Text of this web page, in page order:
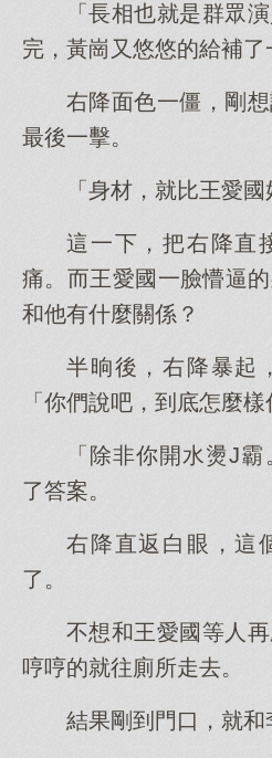
「長相也就是群眾
完，黃崗又悠悠的給補了
右降面色一僵，剛
最後一擊。
「身材，就比王愛國
這一下，把右降直
痛。而王愛國一臉懵逼
和他有什麼關係？
半晌後，右降暴起
「你們說吧，到底怎麼樣
「除非你開水燙J
了答案。
右降直返白眼，這
了。
不想和王愛國等人
哼哼的就往廁所走去。
結果剛到門口，就和